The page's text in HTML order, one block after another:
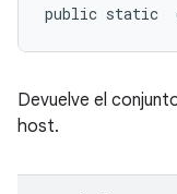
public static
Devuelve el
host.